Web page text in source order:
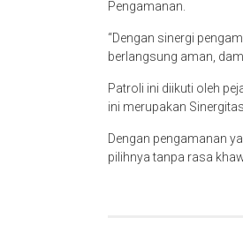
Pengamanan.
“Dengan sinergi
berlangsung aman,
Patroli ini diikuti oleh
ini merupakan
Dengan pengamanan
pilihnya tanpa rasa